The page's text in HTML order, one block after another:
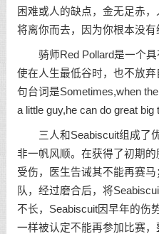
困难或人的缺点，金无足赤
将离你而去，因为你根本没有
骑师Red Pollard是一个具
使在人生最低谷时，也不放
句台词是Sometimes,when
a little guy,he can do great big
三人和Seabiscuit组成了优
非一帆风顺。在获得了初期
受伤，医生告诫其不能再赛
队，经过磨合后，将
不长，Seabiscuit因早年的伤
一样被认定不能再参加比赛